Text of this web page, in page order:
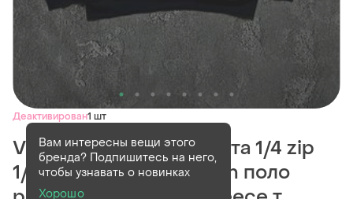
Деактивирован1 шт
Vintage винтажная кофта 1/4 zip
1/4 зип polo ralph lauren поло
Вам интересны вещи этого
бренда? Подпишитесь на него,
чтобы узнавать о новинках
Хорошо